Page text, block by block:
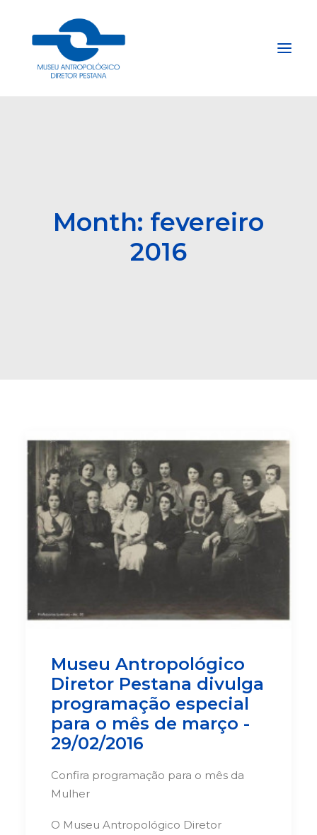
Month: fevereiro
2016
Museu Antropológico
Diretor Pestana divulga
programação especial
para o mês de março -
29/02/2016
Confira programação para o mês da
Mulher
O Museu Antropológico Diretor